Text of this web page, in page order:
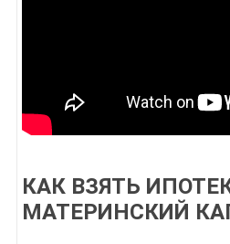
КАК ВЗЯТЬ
МАТЕРИНСКИЙ